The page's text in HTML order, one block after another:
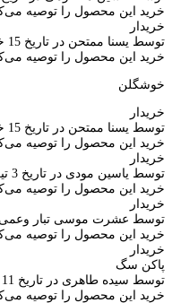
خرید این محصول را توصیه
خریدار
توسط یسنا ممتحن در تاریخ 15 خرداد 1402
خرید این محصول را توصیه
خوشگلن
خریدار
توسط یسنا ممتحن در تاریخ 15 خرداد 1402
خرید این محصول را توصیه
خریدار
توسط یاسین مودی در تاریخ 3 تیر 1402
خرید این محصول را توصیه
خریدار
توسط عشرت موسی تبار وعمی در تاریخ
خرید این محصول را توصیه
خریدار
پاکن سگ
توسط سیده طاهری در تاریخ 11 تیر 1402
خرید این محصول را توصیه